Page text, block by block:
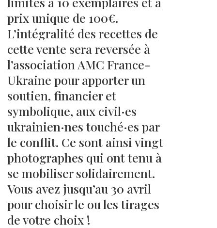
prix unique de 100€.
L’intégralité des recettes de
cette vente sera reversée à
l’association AMC France-
Ukraine pour apporter un
soutien, financier et
symbolique, aux civil·es
ukrainien·nes touché·es par
le conflit. Ce sont ainsi vingt
photographes qui ont tenu à
se mobiliser solidairement.
Vous avez jusqu’au 30 avril
pour choisir le ou les tirages
de votre choix !